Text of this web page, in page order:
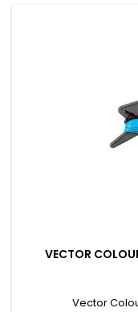
VECTOR
Vector